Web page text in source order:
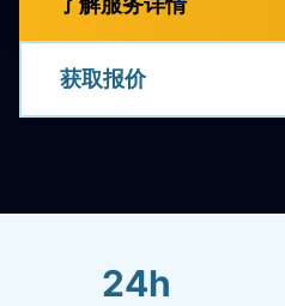
获取报价
24h